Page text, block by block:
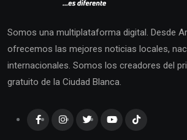
Somos una multiplataforma digital. Desde
ofrecemos las mejores noticias locales,
internacionales. Somos los creadores del
gratuito de la Ciudad Blanca.